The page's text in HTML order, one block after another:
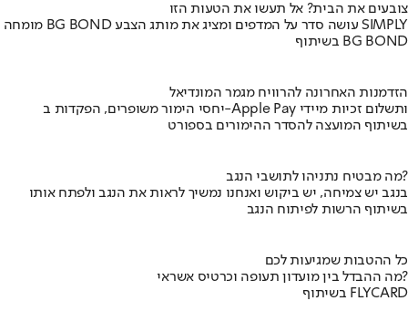
צובעים את הבית? אל תעשו את הטעות הזו
מומחה BG BOND עושה סדר על המדפים ומציג את מותג הצבע SIMPLY
בשיתוף BG BOND
הזדמנות האחרונה להרוויח מגמר המונדיאל
יחסי הימור משופרים, הפקדות ב-Apple Pay ותשלום זכיות מיידי
בשיתוף המועצה להסדר ההימורים בספורט
מה מבטיח נתניהו לתושבי הנגב?
בנגב יש צמיחה, יש ביקוש ואנחנו נמשיך לראות את הנגב ולפתח אותו
בשיתוף הרשות לפיתוח הנגב
כל ההטבות שמגיעות לכם
מה ההבדל בין מועדון תעופה וכרטיס אשראי?
בשיתוף FLYCARD